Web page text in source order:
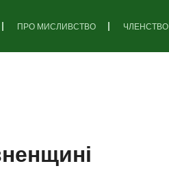
ПРО МИСЛИВСТВО ЧЛЕНСТВО